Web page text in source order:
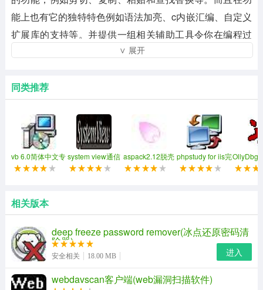
能上也有它的独特特色例如语法加亮、c内嵌汇编、自定义
扩展库的支持等。并提供一组相关辅助工具令你在编程过
程中更加游刃有余，如虎添翼。win-tc简繁双语版可以 正
∨ 展开
同类推荐
vb 6.0简体中文专
业版
system view通信
仿真软件
aspack2.12脱壳
工具
phpstudy for iis完
整安装包
OllyDbg
试工具
相关版本
deep freeze password remover(冰点还原密码清
除器)
安全相关 18.00 MB 进入
webdavscan客户端(web漏洞扫描软件)